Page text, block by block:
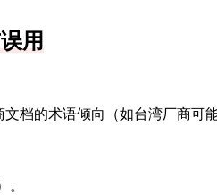
用
档的术语倾向（如台湾厂商可能
。